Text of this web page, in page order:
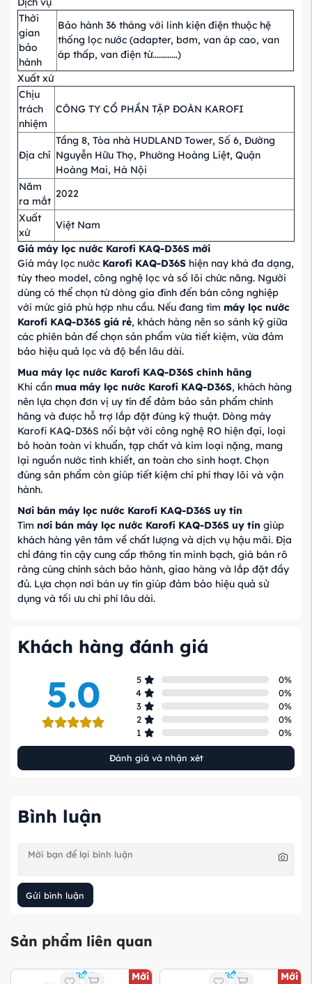
Thời
gian
bảo
hành
Bảo hành 36 tháng với linh kiện điện thuộc hệ
thống lọc nước (adapter, bơm, van áp cao, van
áp thấp, van điện từ............)
Xuất xứ
Chịu
trách
nhiệm
CÔNG TY CỔ PHẦN TẬP ĐOÀN KAROFI
Địa chỉ
Tầng 8, Tòa nhà HUDLAND Tower, Số 6, Đường
Nguyễn Hữu Thọ, Phường Hoàng Liệt, Quận
Hoàng Mai, Hà Nội
Năm
ra mắt
2022
Xuất
xứ
Việt Nam
Giá máy lọc nước Karofi KAQ-D36S mới
Giá máy lọc nước Karofi KAQ-D36S hiện nay khá đa dạng,
tùy theo model, công nghệ lọc và số lõi chức năng. Người
dùng có thể chọn từ dòng gia đình đến bán công nghiệp
với mức giá phù hợp nhu cầu. Nếu đang tìm máy lọc nước
Karofi KAQ-D36S giá rẻ, khách hàng nên so sánh kỹ giữa
các phiên bản để chọn sản phẩm vừa tiết kiệm, vừa đảm
bảo hiệu quả lọc và độ bền lâu dài.
Mua máy lọc nước Karofi KAQ-D36S chính hãng
Khi cần mua máy lọc nước Karofi KAQ-D36S, khách hàng
nên lựa chọn đơn vị uy tín để đảm bảo sản phẩm chính
hãng và được hỗ trợ lắp đặt đúng kỹ thuật. Dòng máy
Karofi KAQ-D36S nổi bật với công nghệ RO hiện đại, loại
bỏ hoàn toàn vi khuẩn, tạp chất và kim loại nặng, mang
lại nguồn nước tinh khiết, an toàn cho sinh hoạt. Chọn
đúng sản phẩm còn giúp tiết kiệm chi phí thay lõi và vận
hành.
Nơi bán máy lọc nước Karofi KAQ-D36S uy tín
Tìm nơi bán máy lọc nước Karofi KAQ-D36S uy tín giúp
khách hàng yên tâm về chất lượng và dịch vụ hậu mãi. Địa
chỉ đáng tin cậy cung cấp thông tin minh bạch, giá bán rõ
ràng cùng chính sách bảo hành, giao hàng và lắp đặt đầy
đủ. Lựa chọn nơi bán uy tín giúp đảm bảo hiệu quả sử
dụng và tối ưu chi phí lâu dài.
Khách hàng đánh giá
5.0 5 0%
4
0%
3
0%
2
0%
1
0%
Đánh giá và nhận xét
Bình luận
Gửi bình luận
Sản phẩm liên quan
Mới Mới